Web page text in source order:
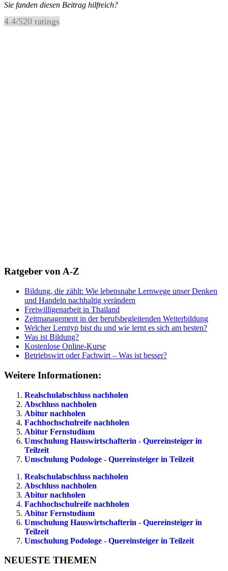
Sie fanden diesen Beitrag hilfreich?
4.4/520 ratings
Ratgeber von A-Z
Bildung, die zählt: Wie lebensnahe Lernwege unser Denken
und Handeln nachhaltig verändern
Freiwilligenarbeit in Thailand
Zeitmanagement in der berufsbegleitenden Weiterbildung
Welcher Lerntyp bist du und wie lernt es sich am besten?
Was ist Bildung?
Kostenlose Online-Kurse
Betriebswirt oder Fachwirt – Was ist besser?
Weitere Informationen:
Realschulabschluss nachholen
Abschluss nachholen
Abitur nachholen
Fachhochschulreife nachholen
Abitur Fernstudium
Umschulung Hauswirtschafterin - Quereinsteiger in
Teilzeit
Umschulung Podologe - Quereinsteiger in Teilzeit
Realschulabschluss nachholen
Abschluss nachholen
Abitur nachholen
Fachhochschulreife nachholen
Abitur Fernstudium
Umschulung Hauswirtschafterin - Quereinsteiger in
Teilzeit
Umschulung Podologe - Quereinsteiger in Teilzeit
NEUESTE THEMEN